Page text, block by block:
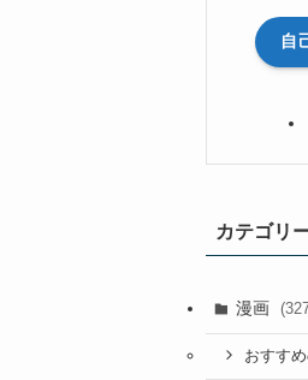
自
カテゴリ
漫画
おすす